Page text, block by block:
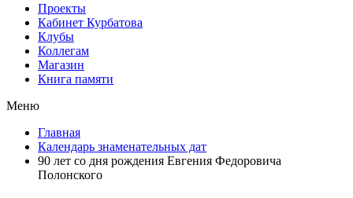
Проекты
Кабинет Курбатова
Клубы
Коллегам
Магазин
Книга памяти
Меню
Главная
Календарь знаменательных дат
90 лет со дня рождения Евгения Федоровича
Полонского